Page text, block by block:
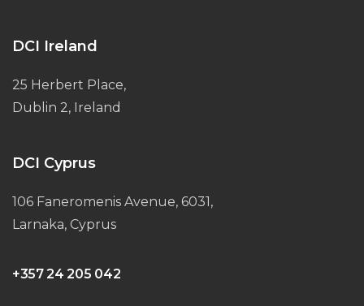
DCI Ireland
25 Herbert Place,
Dublin 2, Ireland
DCI Cyprus
106 Faneromenis Avenue, 6031,
Larnaka, Cyprus
+357 24 205 042